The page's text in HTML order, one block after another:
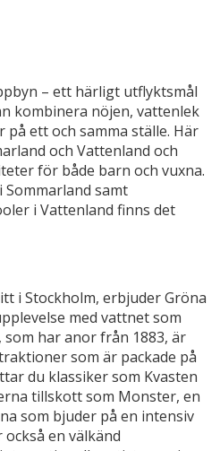
– ett härligt utflyktsmål
kombinera nöjen, vattenlek
på ett och samma ställe. Här
och Vattenland och
för både barn och vuxna.
samt
i Vattenland finns det
i Stockholm, erbjuder Gröna
med vattnet som
har anor från 1883, är
som är packade på
du klassiker som Kvasten
tillskott som Monster, en
som bjuder på en intensiv
en välkänd